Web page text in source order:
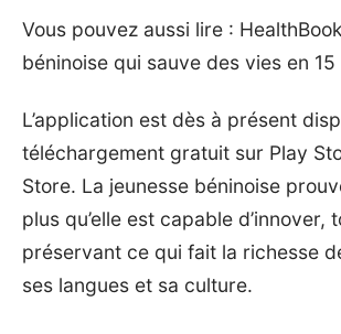
Vous pouvez aussi lire :
béninoise qui sauve des vies en
‎‎L’application est dès à présent
téléchargement gratuit sur Play
Store. ‎La jeunesse béninoise
plus qu’elle est capable d’innover,
préservant ce qui fait la richesse
ses langues et sa culture.